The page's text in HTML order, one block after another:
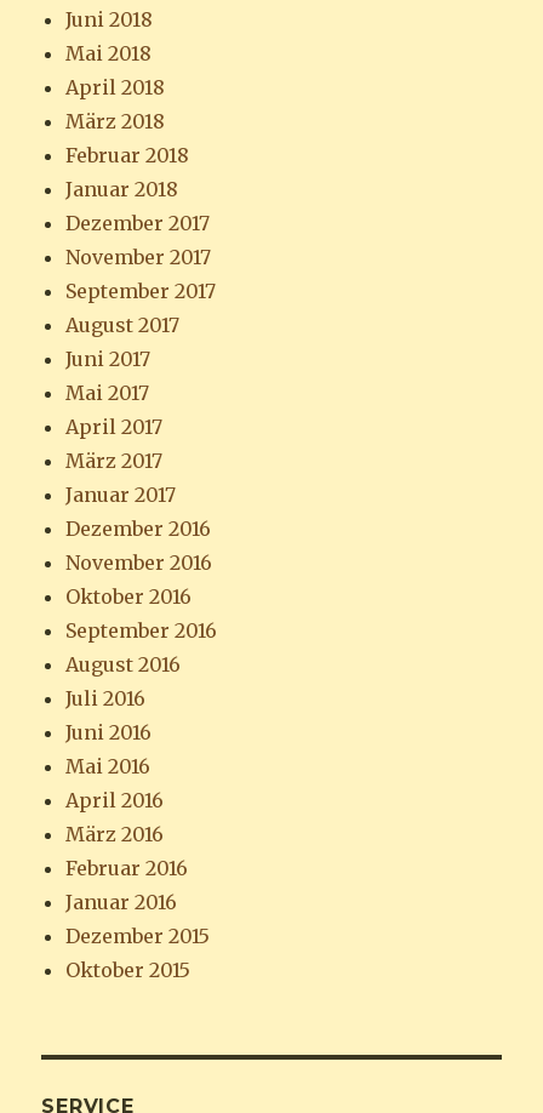
Juni 2018
Mai 2018
April 2018
März 2018
Februar 2018
Januar 2018
Dezember 2017
November 2017
September 2017
August 2017
Juni 2017
Mai 2017
April 2017
März 2017
Januar 2017
Dezember 2016
November 2016
Oktober 2016
September 2016
August 2016
Juli 2016
Juni 2016
Mai 2016
April 2016
März 2016
Februar 2016
Januar 2016
Dezember 2015
Oktober 2015
SERVICE